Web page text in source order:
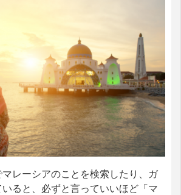
レーシアのことを検索したり、ガ
ると、必ずと言っていいほど「マ